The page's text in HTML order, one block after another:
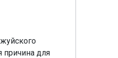
причина для